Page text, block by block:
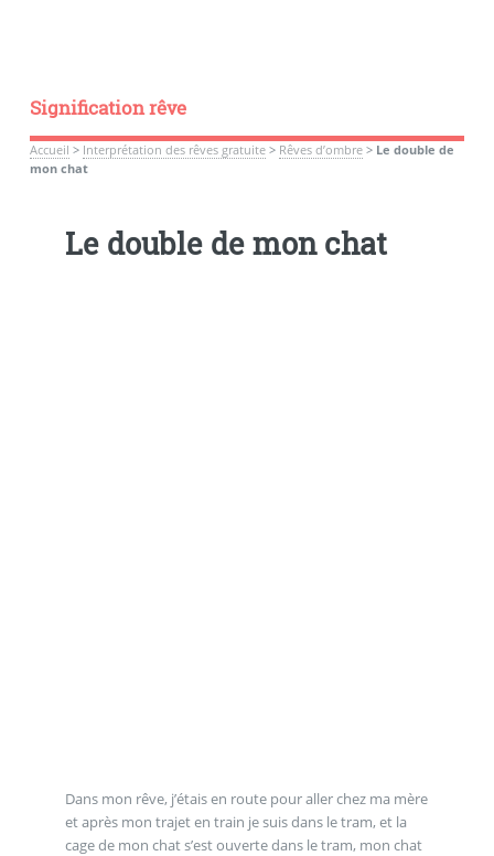
Signification rêve
Accueil > Interprétation des rêves gratuite> Rêves d’ombre> Le double de
mon chat
Le double de mon chat
Dans mon rêve, j’étais en route pour aller chez ma mère
et après mon trajet en train je suis dans le tram, et la
cage de mon chat s’est ouverte dans le tram, mon chat